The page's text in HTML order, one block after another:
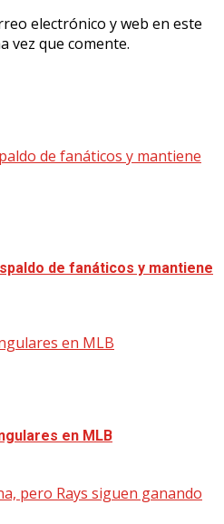
electrónico y web en este
vez que comente.
de fanáticos y mantiene
de fanáticos y mantiene
en MLB
en MLB
pero Rays siguen ganando